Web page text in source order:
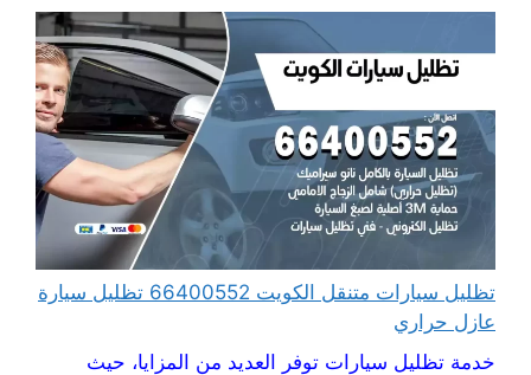
تظليل سيارات متنقل الكويت 66400552 تظليل سيارة
عازل حراري
خدمة تظليل سيارات توفر العديد من المزايا، حيث